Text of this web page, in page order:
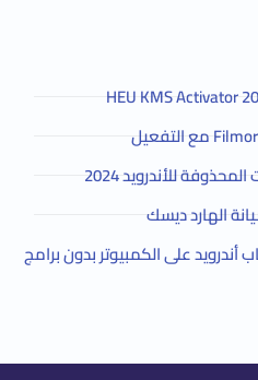
للأندرويد 2024
الهارد ديسك
على الكمبيوتر بدون برامج